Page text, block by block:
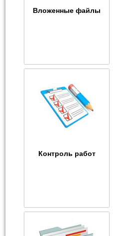
Вложенные файлы
Контроль работ